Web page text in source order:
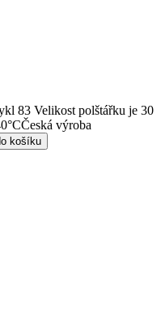
83 Velikost polštářku je 30
výroba
košíku